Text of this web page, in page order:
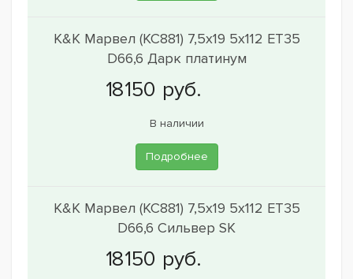
K&K Марвел (КС881) 7,5x19 5x112 ET35
D66,6 Дарк платинум
В наличии
Подробнее
K&K Марвел (КС881) 7,5x19 5x112 ET35
D66,6 Сильвер SK